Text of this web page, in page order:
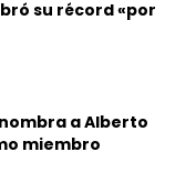
su récord «por
a Alberto
miembro